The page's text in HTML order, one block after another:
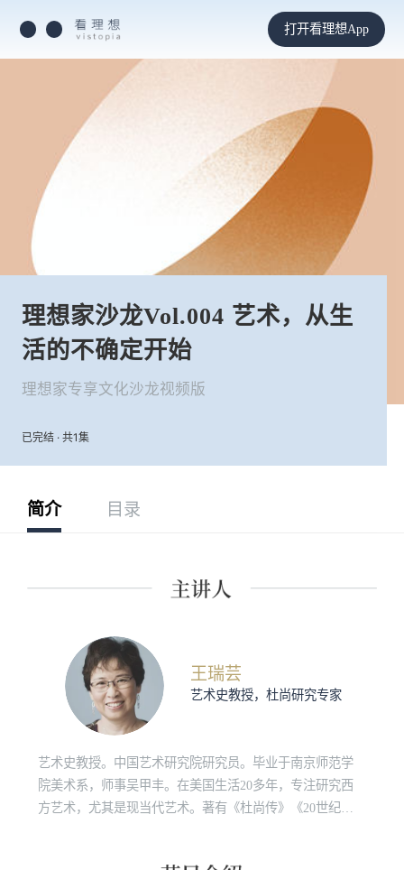
打开看理想App
理想家沙龙Vol.004 艺术，从生
活的不确定开始
理想家专享文化沙龙视频版
已完结 · 共1集
简介 目录
王瑞芸
艺术史教授，杜尚研究专家
艺术史教授。中国艺术研究院研究员。毕业于南京师范学
院美术系，师事吴甲丰。在美国生活20多年，专注研究西
方艺术，尤其是现当代艺术。著有《杜尚传》《20世纪美